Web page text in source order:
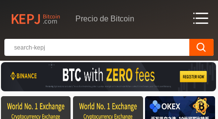
Precio de Bitcoin